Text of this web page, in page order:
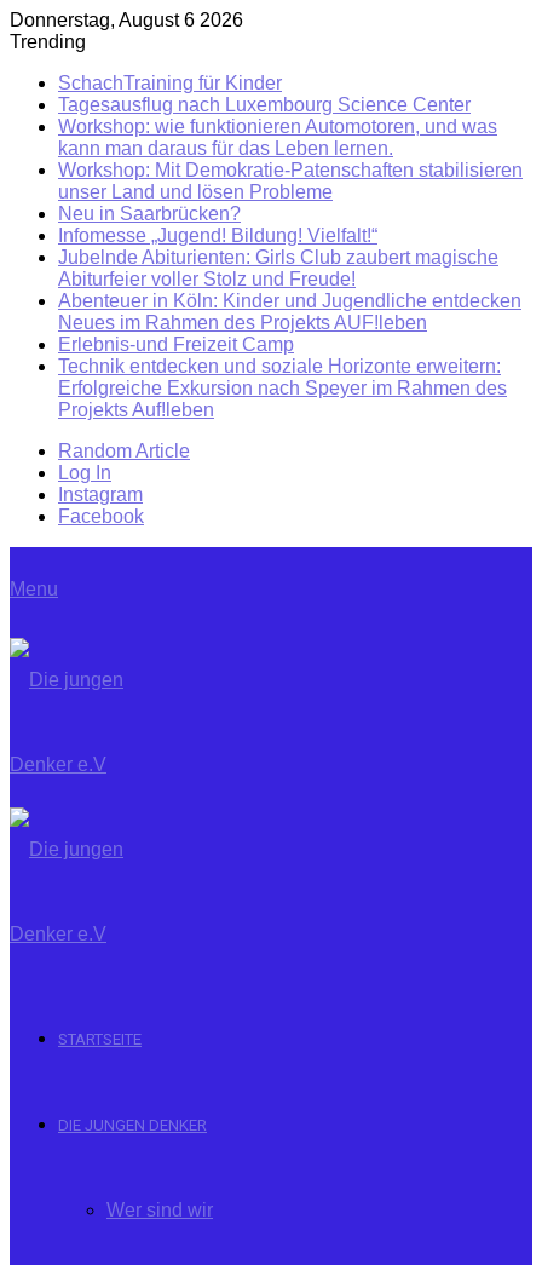
Donnerstag, August 6 2026
Trending
SchachTraining für Kinder
Tagesausflug nach Luxembourg Science Center
Workshop: wie funktionieren Automotoren, und was
kann man daraus für das Leben lernen.
Workshop: Mit Demokratie-Patenschaften stabilisieren
unser Land und lösen Probleme
Neu in Saarbrücken?
Infomesse „Jugend! Bildung! Vielfalt!“
Jubelnde Abiturienten: Girls Club zaubert magische
Abiturfeier voller Stolz und Freude!
Abenteuer in Köln: Kinder und Jugendliche entdecken
Neues im Rahmen des Projekts AUF!leben
Erlebnis-und Freizeit Camp
Technik entdecken und soziale Horizonte erweitern:
Erfolgreiche Exkursion nach Speyer im Rahmen des
Projekts Auf!leben
Random Article
Log In
Instagram
Facebook
Menu
STARTSEITE
DIE JUNGEN DENKER
Wer sind wir